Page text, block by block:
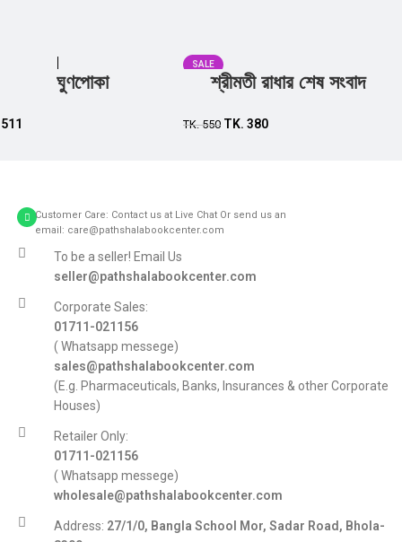
Add to cart
ঘুণপোকা
511
SALE
শ্রীমতী রাধার শেষ সংবাদ
TK.550 TK. 380
Customer Care: Contact us at Live Chat Or send us an
email: care@pathshalabookcenter.com
To be a seller! Email Us
seller@pathshalabookcenter.com
Corporate Sales:
01711-021156
( Whatsapp messege)
sales@pathshalabookcenter.com
(E.g. Pharmaceuticals, Banks, Insurances & other Corporate
Houses)
Retailer Only:
01711-021156
( Whatsapp messege)
wholesale@pathshalabookcenter.com
Address: 27/1/0, Bangla School Mor, Sadar Road, Bhola-